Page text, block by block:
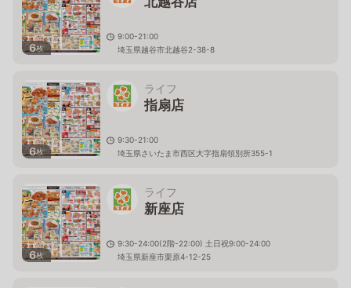
6枚
9:00-21:00
埼玉県越谷市北越谷2-38-8
6枚
ライフ
指扇店
9:30-21:00
埼玉県さいたま市西区大字指扇領別所355-1
6枚
ライフ
新座店
9:30-24:00(2階-22:00) 土日祝9:00-24:00
埼玉県新座市栗原4-12-25